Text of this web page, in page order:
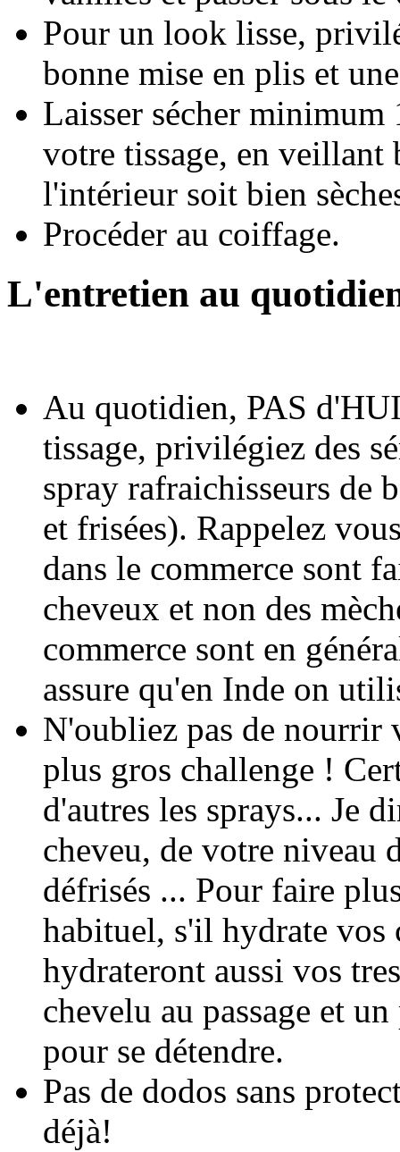
Pour un look lisse,
bonne mise en plis et
Laisser sécher minimum
votre tissage, en veillant
l'intérieur soit bien
Procéder au coiffage.
L'entretien au
Au quotidien, PAS
tissage, privilégiez des
spray rafraichisseurs de
et frisées). Rappelez
dans le commerce sont
cheveux et non des
commerce sont en
assure qu'en Inde on
N'oubliez pas de nourrir
plus gros challenge !
d'autres les sprays... Je
cheveu, de votre niveau
défrisés ... Pour faire
habituel, s'il hydrate vos
hydrateront aussi vos
chevelu au passage et
pour se détendre.
Pas de dodos sans
déjà!